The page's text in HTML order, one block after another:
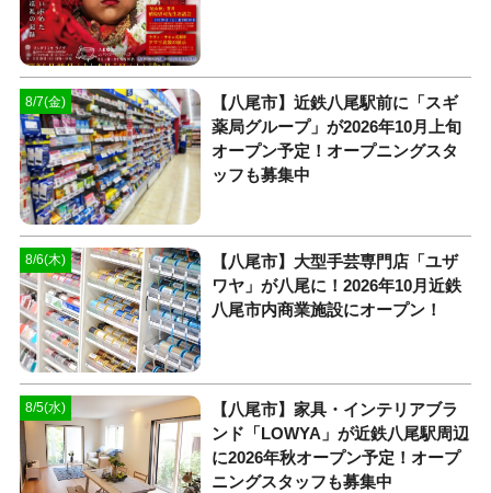
8/7(金)
【八尾市】近鉄八尾駅前に「スギ
薬局グループ」が2026年10月上旬
オープン予定！オープニングスタ
ッフも募集中
8/6(木)
【八尾市】大型手芸専門店「ユザ
ワヤ」が八尾に！2026年10月近鉄
八尾市内商業施設にオープン！
8/5(水)
【八尾市】家具・インテリアブラ
ンド「LOWYA」が近鉄八尾駅周辺
に2026年秋オープン予定！オープ
ニングスタッフも募集中